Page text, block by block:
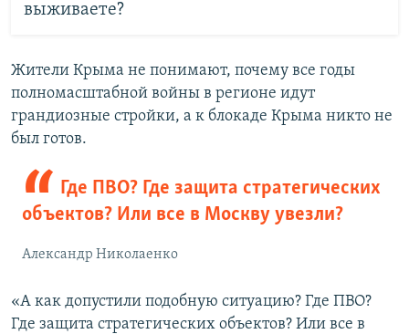
выживаете?
Жители Крыма не понимают, почему все годы
полномасштабной войны в регионе идут
грандиозные стройки, а к блокаде Крыма никто не
был готов.
Где ПВО? Где защита стратегических
объектов? Или все в Москву увезли?
Александр Николаенко
«А как допустили подобную ситуацию? Где ПВО?
Где защита стратегических объектов? Или все в